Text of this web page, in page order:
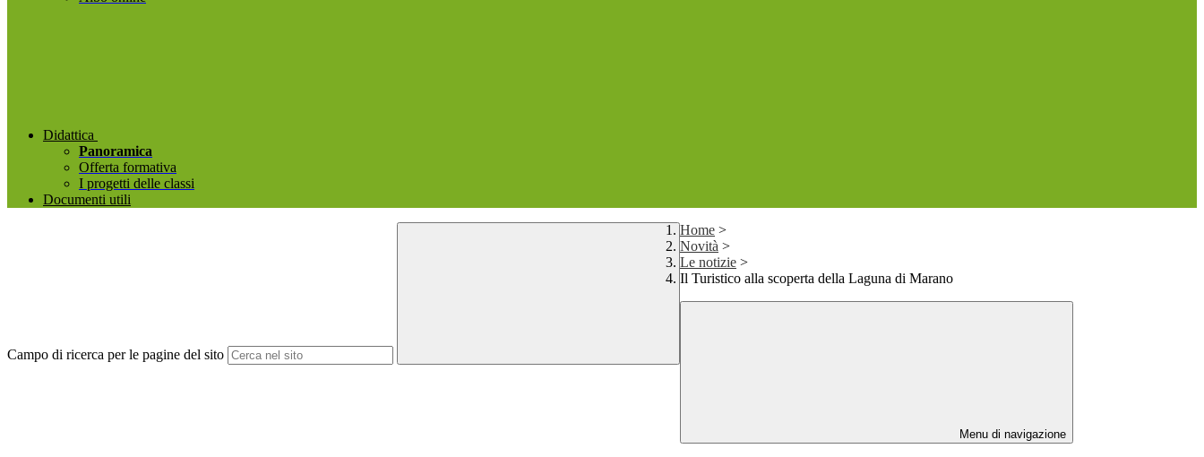
Didattica
Panoramica
Offerta formativa
I progetti delle classi
Documenti utili
Campo di ricerca per le pagine del sito
Home >
Novità >
Le notizie >
Il Turistico alla scoperta della Laguna di Marano
Menu di navigazione